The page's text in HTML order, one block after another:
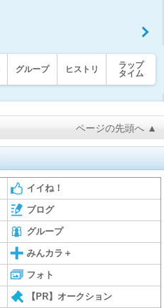
グループ ヒストリ
ラップ
タイム
ページの先頭へ ▲
イイね！
ブログ
グループ
みんカラ＋
フォト
【PR】オークション